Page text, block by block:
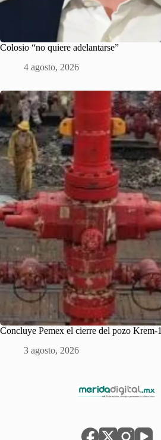
Colosio “no quiere adelantarse”
4 agosto, 2026
Concluye Pemex el cierre del pozo Krem-1
3 agosto, 2026